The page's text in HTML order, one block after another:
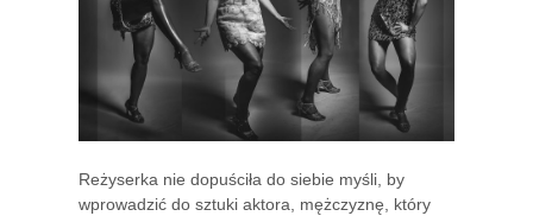
Reżyserka nie dopuściła do siebie myśli, by
wprowadzić do sztuki aktora, mężczyznę, który